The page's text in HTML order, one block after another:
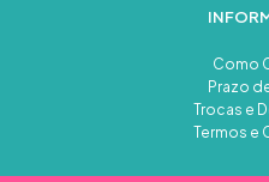
Como
Prazo
Trocas e
Termos e